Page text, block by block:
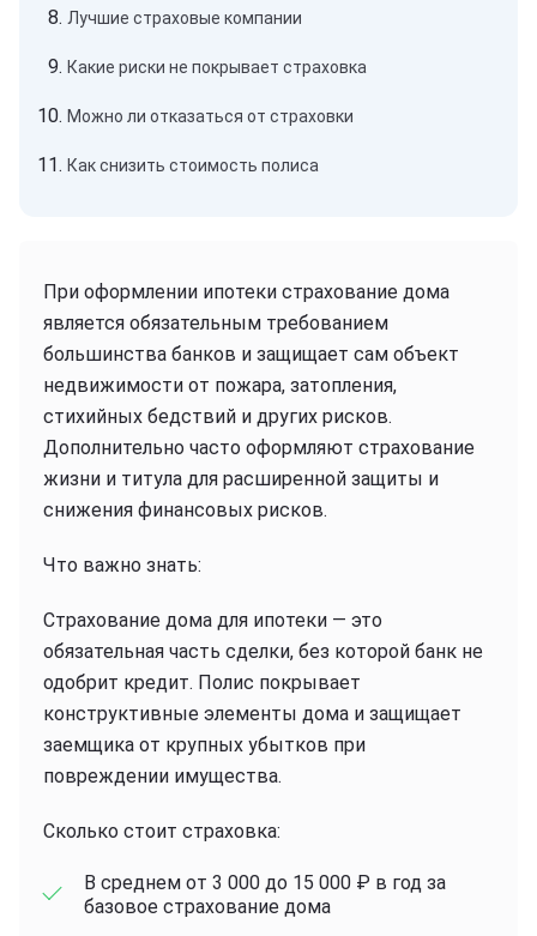
Лучшие страховые компании
Какие риски не покрывает страховка
Можно ли отказаться от страховки
Как снизить стоимость полиса
При оформлении ипотеки страхование дома
является обязательным требованием
большинства банков и защищает сам объект
недвижимости от пожара, затопления,
стихийных бедствий и других рисков.
Дополнительно часто оформляют страхование
жизни и титула для расширенной защиты и
снижения финансовых рисков.
Что важно знать:
Страхование дома для ипотеки — это
обязательная часть сделки, без которой банк не
одобрит кредит. Полис покрывает
конструктивные элементы дома и защищает
заемщика от крупных убытков при
повреждении имущества.
Сколько стоит страховка:
В среднем от 3 000 до 15 000 ₽ в год за
базовое страхование дома